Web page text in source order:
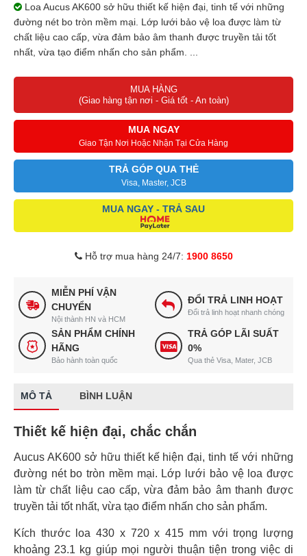
Loa Aucus AK600 sở hữu thiết kế hiện đại, tinh tế với những
đường nét bo tròn mềm mại. Lớp lưới bảo vệ loa được làm từ
chất liệu cao cấp, vừa đảm bảo âm thanh được truyền tải tốt
nhất, vừa tạo điểm nhấn cho sản phẩm. ...
MUA HÀNG
(Giao hàng tận nơi - Giá tốt - An toàn)
MUA NGAY
Giao Tận Nơi Hoặc Nhận Tại Cửa Hàng
TRẢ GÓP QUA THẺ
Visa, Master, JCB
MUA NGAY - TRẢ SAU
Hỗ trợ mua hàng 24/7: 1900 8650
MIỄN PHÍ VẬN
CHUYỂN
Nội thành HN và HCM
ĐỔI TRẢ LINH HOẠT
Đổi trả linh hoạt nhanh chóng
SẢN PHẨM CHÍNH
HÃNG
Bảo hành toàn quốc
TRẢ GÓP LÃI SUẤT
0%
Qua thẻ Visa, Mater, JCB
MÔ TẢ BÌNH LUẬN
Thiết kế hiện đại, chắc chắn
Aucus AK600 sở hữu thiết kế hiện đại, tinh tế với những
đường nét bo tròn mềm mại. Lớp lưới bảo vệ loa được
làm từ chất liệu cao cấp, vừa đảm bảo âm thanh được
truyền tải tốt nhất, vừa tạo điểm nhấn cho sản phẩm.
Kích thước loa 430 x 720 x 415 mm với trọng lượng
khoảng 23.1 kg giúp mọi người thuận tiện trong việc di